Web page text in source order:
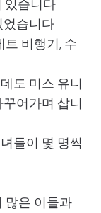
있습니다.
습니다.
트 비행기, 수
도 미스 유니
어가며 삽니
들이 몇 명씩
많은 이들과